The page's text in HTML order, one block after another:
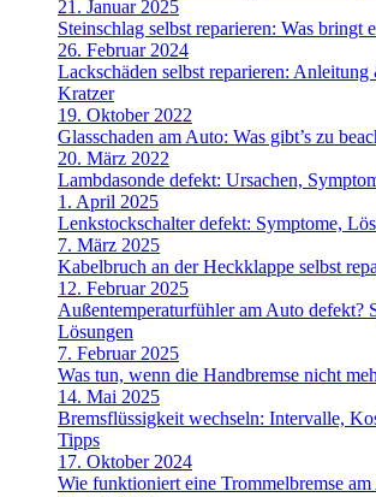
21. Januar 2025
Steinschlag selbst reparieren: Was bringt
26. Februar 2024
Lackschäden selbst reparieren: Anleitung
Kratzer
19. Oktober 2022
Glasschaden am Auto: Was gibt’s zu
20. März 2022
Lambdasonde defekt: Ursachen,
1. April 2025
Lenkstockschalter defekt: Symptome,
7. März 2025
Kabelbruch an der Heckklappe selbst
12. Februar 2025
Außentemperaturfühler am Auto defekt?
Lösungen
7. Februar 2025
Was tun, wenn die Handbremse nicht
14. Mai 2025
Bremsflüssigkeit wechseln: Intervalle,
Tipps
17. Oktober 2024
Wie funktioniert eine Trommelbremse